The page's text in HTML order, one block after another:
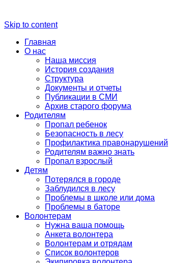
Skip to content
Главная
О нас
Наша миссия
История создания
Структура
Документы и отчеты
Публикации в СМИ
Архив старого форума
Родителям
Пропал ребенок
Безопасность в лесу
Профилактика правонарушений
Родителям важно знать
Пропал взрослый
Детям
Потерялся в городе
Заблудился в лесу
Проблемы в школе или дома
Проблемы в баторе
Волонтерам
Нужна ваша помощь
Анкета волонтера
Волонтерам и отрядам
Список волонтеров